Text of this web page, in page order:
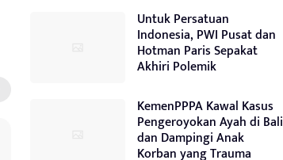
Untuk Persatuan
Indonesia, PWI Pusat dan
Hotman Paris Sepakat
Akhiri Polemik
KemenPPPA Kawal Kasus
Pengeroyokan Ayah di Bali
dan Dampingi Anak
Korban yang Trauma